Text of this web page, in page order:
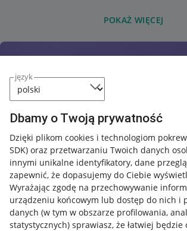
język
Dbamy o Twoją prywatność
Dzięki plikom cookies i technologiom
SDK) oraz przetwarzaniu Twoich danych
innymi unikalne identyfikatory, dane
zapewnić, że dopasujemy do Ciebie
Wyrażając zgodę na przechowywanie
urządzeniu końcowym lub dostęp do nich i
danych (w tym w obszarze profilowania,
statystycznych) sprawiasz, że łatwiej będzie
POKAŻ WIĘCEJ